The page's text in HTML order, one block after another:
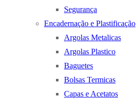
Segurança
Encadernação e Plastificação
Argolas Metalicas
Argolas Plastico
Baguetes
Bolsas Termicas
Capas e Acetatos